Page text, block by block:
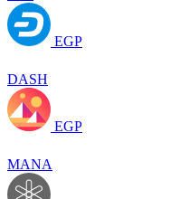
EGP
DASH
EGP
MANA